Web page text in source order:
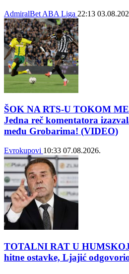
AdmiralBet ABA Liga 22:13
ŠOK NA RTS-U TOKOM
Jedna reč komentatora
među Grobarima! (VIDEO)
Evrokupovi 10:33 07.08.2026.
TOTALNI RAT U
hitne ostavke, Ljajić